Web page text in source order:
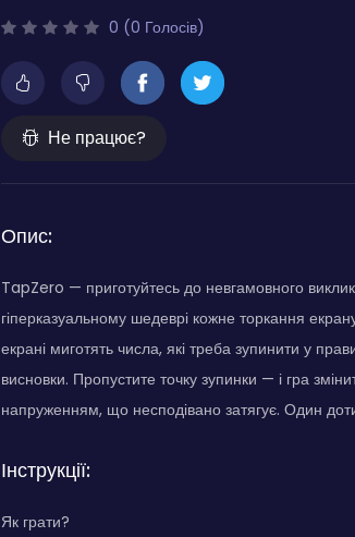
0 (0 Голосів)
Не працює?
Опис:
TapZero — приготуйтесь до невгамовного
гіперказуальному шедеврі кожне торкання
екрані миготять числа, які треба зупинити у
висновки. Пропустите точку зупинки — і гра
напруженням, що несподівано затягує. Один
Інструкції:
Як грати?